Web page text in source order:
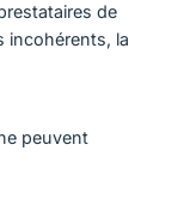
de
incohérents, la
peuvent